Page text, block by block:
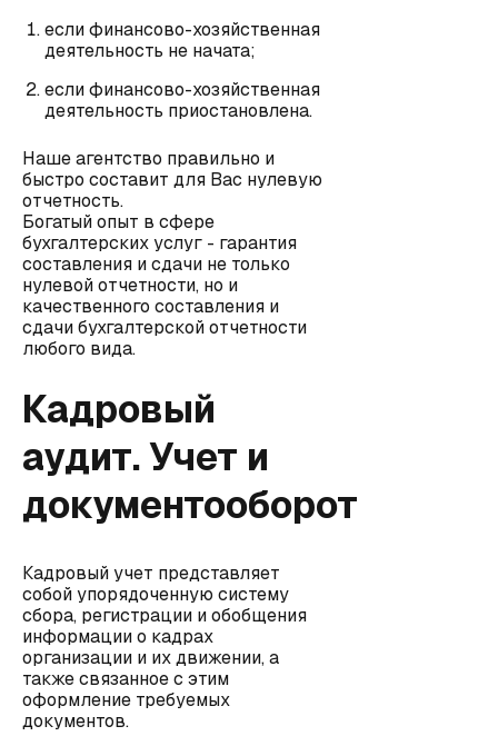
если финансово-хозяйственная
деятельность не начата;
если финансово-хозяйственная
деятельность приостановлена.
Наше агентство правильно и
быстро составит для Вас нулевую
отчетность.
Богатый опыт в сфере
бухгалтерских услуг - гарантия
составления и сдачи не только
нулевой отчетности, но и
качественного составления и
сдачи бухгалтерской отчетности
любого вида.
Кадровый
аудит. Учет и
документооборот
Кадровый учет представляет
собой упорядоченную систему
сбора, регистрации и обобщения
информации о кадрах
организации и их движении, а
также связанное с этим
оформление требуемых
документов.